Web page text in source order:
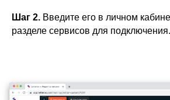
Шаг 2. Введите его в личном
разделе сервисов для подключения.